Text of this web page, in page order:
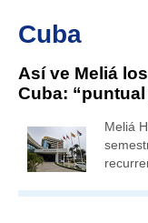
Cuba
Así ve Meliá
Cuba:
Meliá